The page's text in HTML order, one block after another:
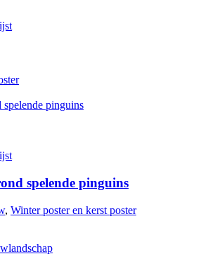
spelende pinguins
, Winter poster en kerst poster